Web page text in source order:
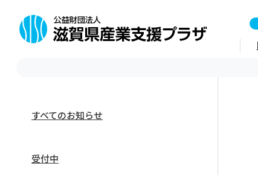
すべてのお知らせ
受付中